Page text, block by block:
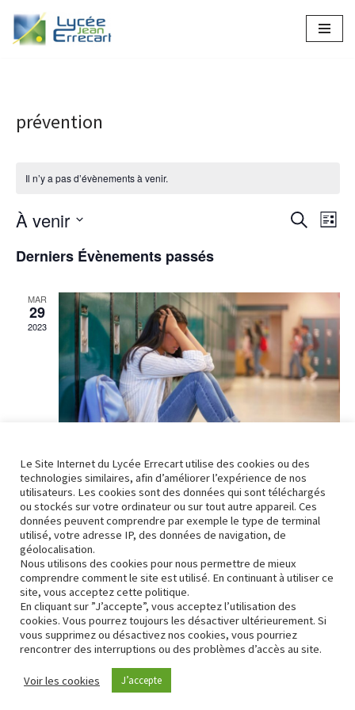
Aller
prévention
Il n’y a pas d’évènements à venir.
de
vues
Recherche
Liste
À venir
une
Derniers Évènements passés
MAR
29
2023
29 mars 2023
Intervention sur le HARCELEMENT
Institut Jean Errecart
Conformité RGPD
Le Site Internet du Lycée Errecart utilise des cookies ou des
technologies similaires, afin d’améliorer l’expérience de nos
utilisateurs. Les cookies sont des données qui sont téléchargés
ou stockés sur votre ordinateur ou sur tout autre appareil. Ces
données peuvent comprendre par exemple le type de terminal
utilisé, votre adresse IP, des données de navigation, de
géolocalisation.
Nous utilisons des cookies pour nous permettre de mieux
comprendre comment le site est utilisé. En continuant à utiliser ce
site, vous acceptez cette politique.
En cliquant sur ”J’accepte”, vous acceptez l’utilisation des
cookies. Vous pourrez toujours les désactiver ultérieurement. Si
vous supprimez ou désactivez nos cookies, vous pourriez
rencontrer des interruptions ou des problèmes d’accès au site.
Voir les cookies J’accepte